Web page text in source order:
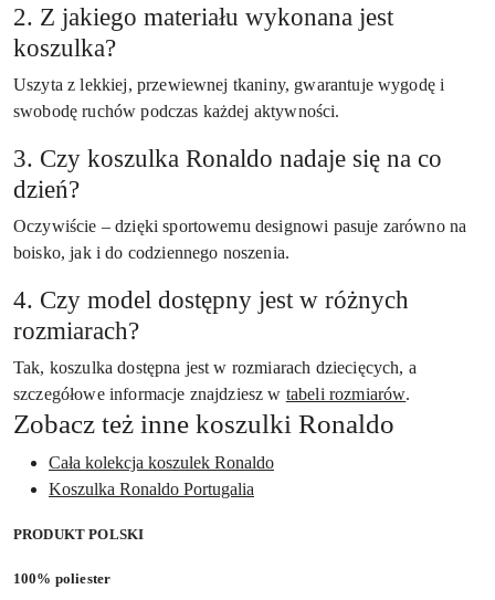
2. Z jakiego materiału wykonana jest
koszulka?
Uszyta z lekkiej, przewiewnej tkaniny, gwarantuje wygodę i
swobodę ruchów podczas każdej aktywności.
3. Czy koszulka Ronaldo nadaje się na co
dzień?
Oczywiście – dzięki sportowemu designowi pasuje zarówno na
boisko, jak i do codziennego noszenia.
4. Czy model dostępny jest w różnych
rozmiarach?
Tak, koszulka dostępna jest w rozmiarach dziecięcych, a
szczegółowe informacje znajdziesz w tabeli rozmiarów.
Zobacz też inne koszulki Ronaldo
Cała kolekcja koszulek Ronaldo
Koszulka Ronaldo Portugalia
PRODUKT POLSKI
100% poliester